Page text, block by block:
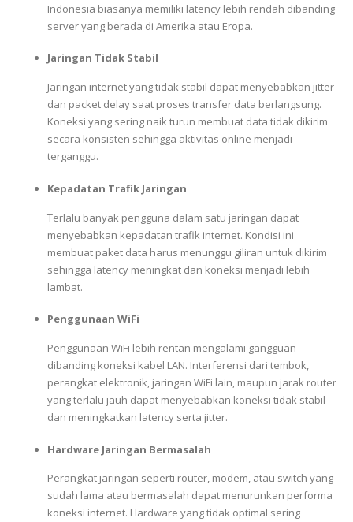
Indonesia biasanya memiliki latency lebih rendah dibanding
server yang berada di Amerika atau Eropa.
Jaringan Tidak Stabil
Jaringan internet yang tidak stabil dapat menyebabkan jitter
dan packet delay saat proses transfer data berlangsung.
Koneksi yang sering naik turun membuat data tidak dikirim
secara konsisten sehingga aktivitas online menjadi
terganggu.
Kepadatan Trafik Jaringan
Terlalu banyak pengguna dalam satu jaringan dapat
menyebabkan kepadatan trafik internet. Kondisi ini
membuat paket data harus menunggu giliran untuk dikirim
sehingga latency meningkat dan koneksi menjadi lebih
lambat.
Penggunaan WiFi
Penggunaan WiFi lebih rentan mengalami gangguan
dibanding koneksi kabel LAN. Interferensi dari tembok,
perangkat elektronik, jaringan WiFi lain, maupun jarak router
yang terlalu jauh dapat menyebabkan koneksi tidak stabil
dan meningkatkan latency serta jitter.
Hardware Jaringan Bermasalah
Perangkat jaringan seperti router, modem, atau switch yang
sudah lama atau bermasalah dapat menurunkan performa
koneksi internet. Hardware yang tidak optimal sering